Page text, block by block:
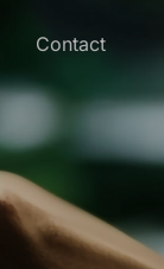
Contact